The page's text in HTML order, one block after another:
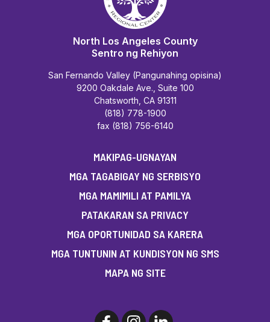
North Los Angeles County
Sentro ng Rehiyon
San Fernando Valley (Pangunahing opisina)
9200 Oakdale Ave., Suite 100
Chatsworth, CA 91311
(818) 778-1900
fax (818) 756-6140
MAKIPAG-UGNAYAN
MGA TAGABIGAY NG SERBISYO
MGA MAMIMILI AT PAMILYA
PATAKARAN SA PRIVACY
MGA OPORTUNIDAD SA KARERA
MGA TUNTUNIN AT KUNDISYON NG SMS
MAPA NG SITE